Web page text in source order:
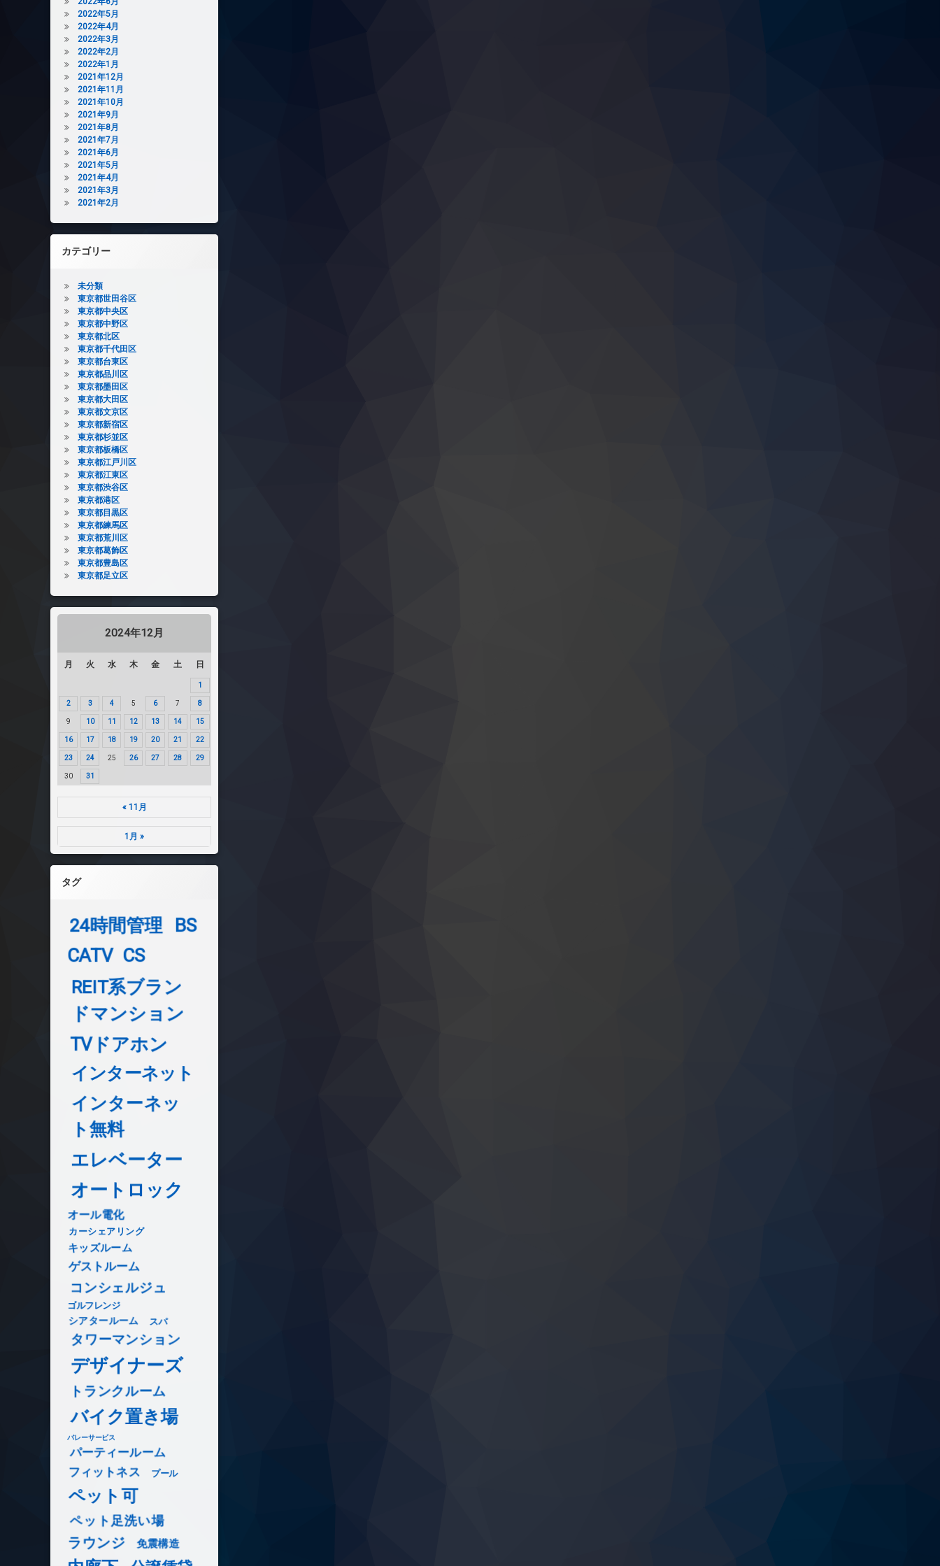
2022年5月
2022年4月
2022年3月
2022年2月
2022年1月
2021年12月
2021年11月
2021年10月
2021年9月
2021年8月
2021年7月
2021年6月
2021年5月
2021年4月
2021年3月
2021年2月
カテゴリー
未分類
東京都世田谷区
東京都中央区
東京都中野区
東京都北区
東京都千代田区
東京都台東区
東京都品川区
東京都墨田区
東京都大田区
東京都文京区
東京都新宿区
東京都杉並区
東京都板橋区
東京都江戸川区
東京都江東区
東京都渋谷区
東京都港区
東京都目黒区
東京都練馬区
東京都荒川区
東京都葛飾区
東京都豊島区
東京都足立区
2024年12月
月 火 水 木 金 土 日
1
2 3 4 5 6 7 8
9 10 11 12 13 14 15
16 17 18 19 20 21 22
23 24 25 26 27 28 29
30 31
« 11月
1月 »
タグ
24時間管理
BS
CATV CS
REIT系ブラン
ドマンション
TVドアホン
インターネット
インターネッ
ト無料
エレベーター
オートロック
オール電化
カーシェアリング
キッズルーム
ゲストルーム
コンシェルジュ
ゴルフレンジ
シアタールーム スパ
タワーマンション
デザイナーズ
トランクルーム
バイク置き場
バレーサービス
パーティールーム
フィットネス プール
ペット可
ペット足洗い場
ラウンジ 免震構造